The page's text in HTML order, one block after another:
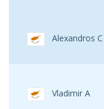
Alexandros C
Vladimir A